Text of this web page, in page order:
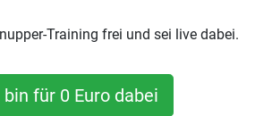
Training frei und sei live dabei.
für 0 Euro dabei